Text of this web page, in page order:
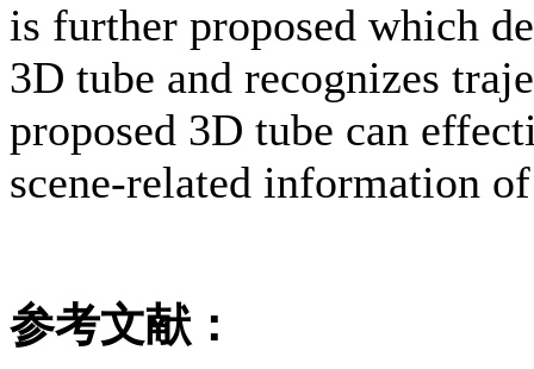
is further proposed which
3D tube and recognizes
proposed 3D tube can
scene-related information
参考文献：